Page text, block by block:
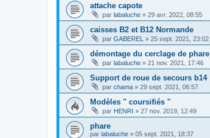
attache capote
par labaluche » 29 avr. 2022, 08:55
caisses B2 et B12 Normande
par GABEREL » 25 sept. 2021, 23:02
démontage du cerclage de phare
par labaluche » 21 nov. 2021, 17:46
Support de roue de secours b14
par chama » 29 sept. 2021, 06:57
Modèles " coursifiés "
par HENRI » 27 nov. 2019, 12:49
phare
par labaluche » 05 sept. 2021, 18:37